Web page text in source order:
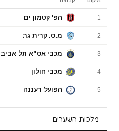
ליגת העל לנשים
1 הפ' קטמון ים
2 מ.ס. קרית גת
3 מכבי אס"א תל אביב
4 מכבי חולון
5 הפועל רעננה
מלכות השערים